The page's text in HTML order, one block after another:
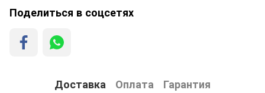
Поделиться в соцсетях
Доставка Оплата Гарантия